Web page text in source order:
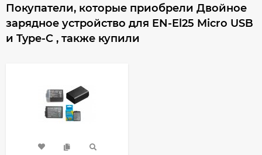
Покупатели, которые приобрели Двойное
зарядное устройство для EN-El25 Micro USB
и Type-C , также купили